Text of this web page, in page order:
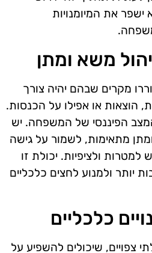
את המיומנויות
משא ומתן
מקרים שבהם יהיה צורך
הוצאות או אפילו על הכנסות.
המצב הפיננסי של המשפחה. יש
מתאימות, לשמור על גישה
ולציפיות. יכולת זו
יותר ולמנוע לחצים כלכליים
כלכליים
צפויים, שיכולים להשפיע על